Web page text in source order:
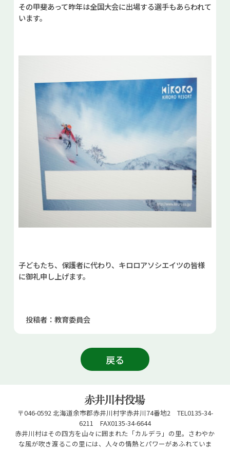
その甲斐あって昨年は全国大会に出場する選手もあらわれて
います。
子どもたち、保護者に代わり、キロロアソシエイツの皆様
に御礼申し上げます。
投稿者：教育委員会
戻る
〒046-0592 北海道余市郡赤井川村字赤井川74番地2 TEL0135-34-
6211 FAX0135-34-6644
赤井川村はその四方を山々に囲まれた「カルデラ」の里。さわやか
な風が吹き渡るこの里には、人々の情熱とパワーがあふれていま